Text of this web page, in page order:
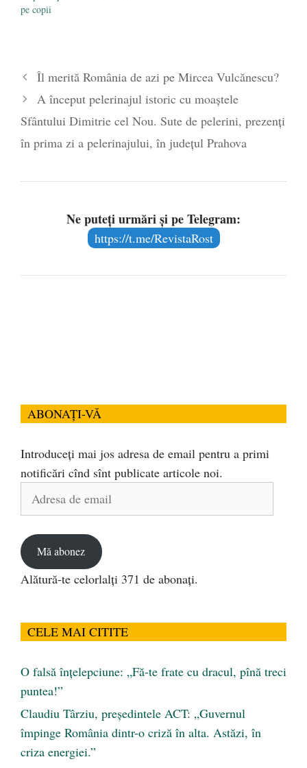
pe copii
Îl merită România de azi pe Mircea Vulcănescu?
A început pelerinajul istoric cu moaștele
Sfântului Dimitrie cel Nou. Sute de pelerini, prezenți
în prima zi a pelerinajului, în județul Prahova
Ne puteți urmări și pe Telegram:
https://t.me/RevistaRost
ABONAȚI-VĂ
Introduceți mai jos adresa de email pentru a primi
notificări cînd sînt publicate articole noi.
Mă abonez
Alătură-te celorlalți 371 de abonați.
CELE MAI CITITE
O falsă înțelepciune: „Fă-te frate cu dracul, pînă treci
puntea!”
Claudiu Târziu, președintele ACT: „Guvernul
împinge România dintr-o criză în alta. Astăzi, în
criza energiei.”